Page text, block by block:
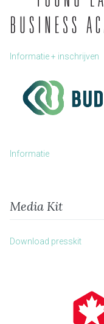
Informatie + inschrijven
Informatie
Media Kit
Download presskit